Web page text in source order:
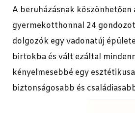
A beruházásnak köszönhetően
gyermekotthonnal 24
dolgozók egy vadonatúj
birtokba és vált ezáltal
kényelmesebbé egy
biztonságosabb és